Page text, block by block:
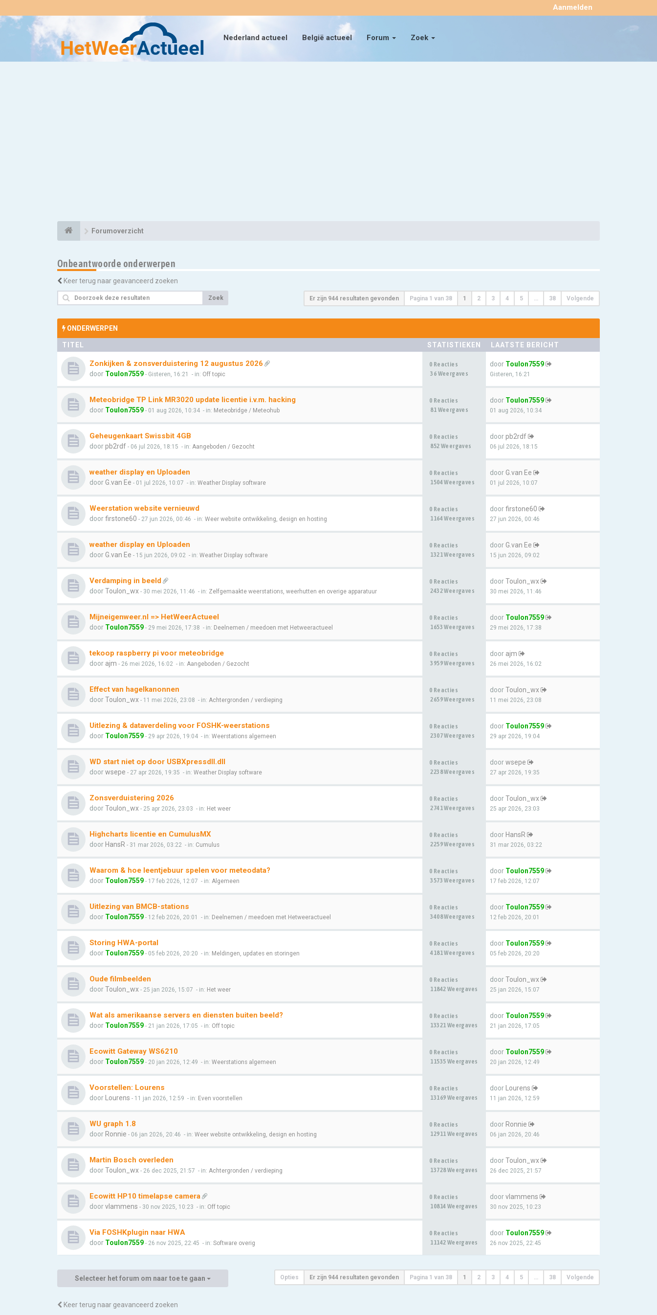
Nederland actueel België actueel Forum Zoek
Aanmelden ×
Forumoverzicht
Onbeantwoorde onderwerpen
Keer terug naar geavanceerd zoeken
Zoek Er zijn 944 resultaten gevonden Pagina 1 van 38 1 2 3 4 5 … 38 Volgende
ONDERWERPEN
TITEL STATISTIEKEN LAATSTE BERICHT
Zonkijken & zonsverduistering 12 augustus 2026
door Toulon7559 - Gisteren, 16:21 - in: Off topic
0 Reacties
36 Weergaves
door Toulon7559
Gisteren, 16:21
Meteobridge TP Link MR3020 update licentie i.v.m. hacking
door Toulon7559 - 01 aug 2026, 10:34 - in: Meteobridge / Meteohub
0 Reacties
81 Weergaves
door Toulon7559
01 aug 2026, 10:34
Geheugenkaart Swissbit 4GB
doorpb2rdf - 06 jul 2026, 18:15 - in: Aangeboden / Gezocht
0 Reacties
852 Weergaves
doorpb2rdf
06 jul 2026, 18:15
weather display en Uploaden
doorG.van Ee - 01 jul 2026, 10:07 - in: Weather Display software
0 Reacties
1504 Weergaves
doorG.van Ee
01 jul 2026, 10:07
Weerstation website vernieuwd
doorfirstone60 - 27 jun 2026, 00:46 - in: Weer website ontwikkeling, design en hosting
0 Reacties
1164 Weergaves
doorfirstone60
27 jun 2026, 00:46
weather display en Uploaden
doorG.van Ee - 15 jun 2026, 09:02 - in: Weather Display software
0 Reacties
1321 Weergaves
doorG.van Ee
15 jun 2026, 09:02
Verdamping in beeld
doorToulon_wx - 30 mei 2026, 11:46 - in: Zelfgemaakte weerstations, weerhutten en overige apparatuur
0 Reacties
2432 Weergaves
doorToulon_wx
30 mei 2026, 11:46
Mijneigenweer.nl => HetWeerActueel
door Toulon7559 - 29 mei 2026, 17:38 - in: Deelnemen / meedoen met Hetweeractueel
0 Reacties
1653 Weergaves
door Toulon7559
29 mei 2026, 17:38
tekoop raspberry pi voor meteobridge
door ajm - 26 mei 2026, 16:02 - in: Aangeboden / Gezocht
0 Reacties
3959 Weergaves
door ajm
26 mei 2026, 16:02
Effect van hagelkanonnen
doorToulon_wx - 11 mei 2026, 23:08 - in: Achtergronden / verdieping
0 Reacties
2659 Weergaves
doorToulon_wx
11 mei 2026, 23:08
Uitlezing & dataverdeling voor FOSHK-weerstations
door Toulon7559 - 29 apr 2026, 19:04 - in: Weerstations algemeen
0 Reacties
2307 Weergaves
door Toulon7559
29 apr 2026, 19:04
WD start niet op door USBXpressdll.dll
doorwsepe - 27 apr 2026, 19:35 - in: Weather Display software
0 Reacties
2238 Weergaves
doorwsepe
27 apr 2026, 19:35
Zonsverduistering 2026
doorToulon_wx - 25 apr 2026, 23:03 - in: Het weer
0 Reacties
2741 Weergaves
doorToulon_wx
25 apr 2026, 23:03
Highcharts licentie en CumulusMX
door HansR - 31 mar 2026, 03:22 - in: Cumulus
0 Reacties
2259 Weergaves
door HansR
31 mar 2026, 03:22
Waarom & hoe leentjebuur spelen voor meteodata?
door Toulon7559 - 17 feb 2026, 12:07 - in: Algemeen
0 Reacties
3573 Weergaves
door Toulon7559
17 feb 2026, 12:07
Uitlezing van BMCB-stations
door Toulon7559 - 12 feb 2026, 20:01 - in: Deelnemen / meedoen met Hetweeractueel
0 Reacties
3408 Weergaves
door Toulon7559
12 feb 2026, 20:01
Storing HWA-portal
door Toulon7559 - 05 feb 2026, 20:20 - in: Meldingen, updates en storingen
0 Reacties
4181 Weergaves
door Toulon7559
05 feb 2026, 20:20
Oude filmbeelden
doorToulon_wx - 25 jan 2026, 15:07 - in: Het weer
0 Reacties
11842 Weergaves
doorToulon_wx
25 jan 2026, 15:07
Wat als amerikaanse servers en diensten buiten beeld?
door Toulon7559 - 21 jan 2026, 17:05 - in: Off topic
0 Reacties
13321 Weergaves
door Toulon7559
21 jan 2026, 17:05
Ecowitt Gateway WS6210
door Toulon7559 - 20 jan 2026, 12:49 - in: Weerstations algemeen
0 Reacties
11535 Weergaves
door Toulon7559
20 jan 2026, 12:49
Voorstellen: Lourens
door Lourens - 11 jan 2026, 12:59 - in: Even voorstellen
0 Reacties
13169 Weergaves
door Lourens
11 jan 2026, 12:59
WU graph 1.8
door Ronnie - 06 jan 2026, 20:46 - in: Weer website ontwikkeling, design en hosting
0 Reacties
12911 Weergaves
door Ronnie
06 jan 2026, 20:46
Martin Bosch overleden
doorToulon_wx - 26 dec 2025, 21:57 - in: Achtergronden / verdieping
0 Reacties
13728 Weergaves
doorToulon_wx
26 dec 2025, 21:57
Ecowitt HP10 timelapse camera
doorvlammens - 30 nov 2025, 10:23 - in: Off topic
0 Reacties
10814 Weergaves
doorvlammens
30 nov 2025, 10:23
Via FOSHKplugin naar HWA
door Toulon7559 - 26 nov 2025, 22:45 - in: Software overig
0 Reacties
11142 Weergaves
door Toulon7559
26 nov 2025, 22:45
Opties Er zijn 944 resultaten gevonden Pagina 1 van 38 1 2 3 4 5 … 38 Volgende
Selecteer het forum om naar toe te gaan
Keer terug naar geavanceerd zoeken